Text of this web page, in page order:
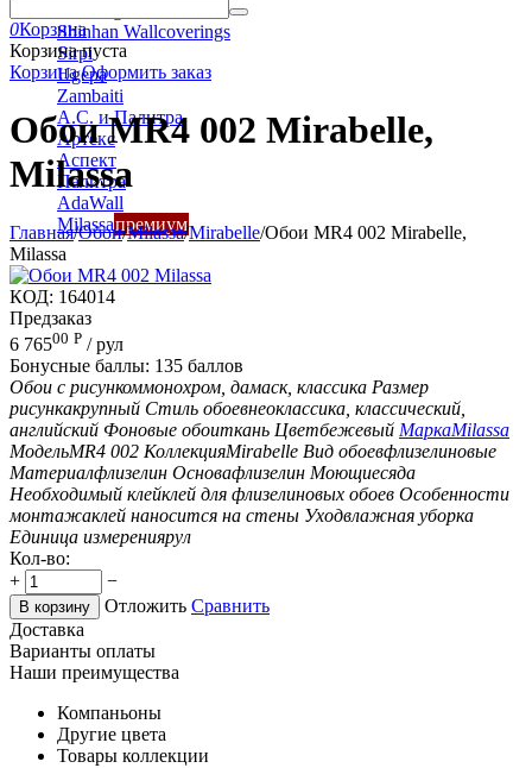
Shinhan Wallcoverings
Sirpi
Ugepa
Zambaiti
А.С. и Палитра
Артекс
Аспект
Палитра
AdaWall
Milassaпремиум
0Корзина
Корзина пуста
Корзина Оформить заказ
Обои MR4 002 Mirabelle,
Milassa
Главная/Обои/Milassa/Mirabelle/Обои MR4 002 Mirabelle,
Milassa
КОД: 164014
Предзаказ
6 76500 Р / рул
Бонусные баллы: 135 баллов
Обои с рисункоммонохром, дамаск, классика Размер
рисункакрупный Стиль обоевнеоклассика, классический,
английский Фоновые обоиткань Цветбежевый МаркаMilassa
МодельMR4 002 КоллекцияMirabelle Вид обоевфлизелиновые
Материалфлизелин Основафлизелин Моющиесяда
Необходимый клейклей для флизелиновых обоев Особенности
монтажаклей наносится на стены Уходвлажная уборка
Единица измерениярул
Кол-во:
+
−
В корзину Отложить Сравнить
Доставка
Варианты оплаты
Наши преимущества
Компаньоны
Другие цвета
Товары коллекции